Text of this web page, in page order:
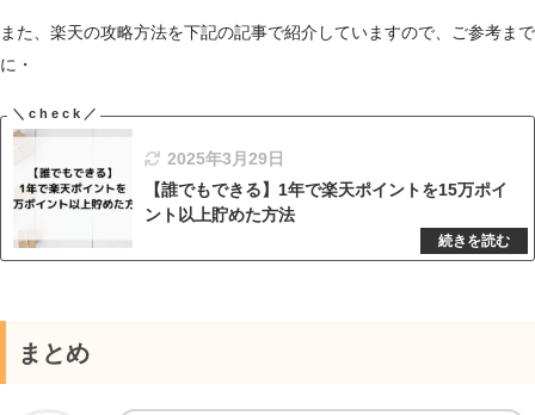
また、楽天の攻略方法を下記の記事で紹介していますので、ご参考まで
に・
2025年3月29日
【誰でもできる】1年で楽天ポイントを15万ポイ
ント以上貯めた方法
まとめ